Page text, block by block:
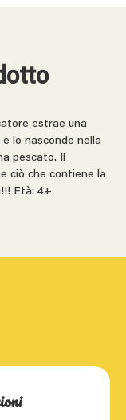
estrae una
lo nasconde nella
pescato. Il
ciò che contiene la
Età: 4+